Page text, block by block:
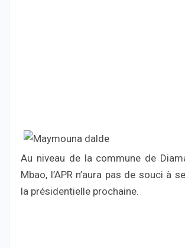
Au niveau de la commune de
Mbao, l’APR n’aura pas de souci à
la présidentielle prochaine.